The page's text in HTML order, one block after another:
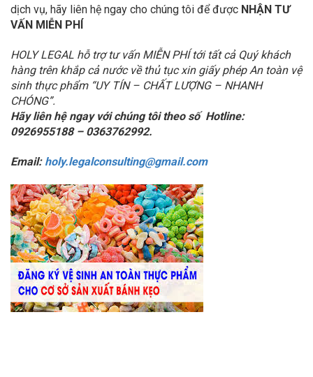
dịch vụ, hãy liên hệ ngay cho chúng tôi để được NHẬN TƯ
VẤN MIỄN PHÍ
HOLY LEGAL hỗ trợ tư vấn MIỄN PHÍ tới tất cả Quý khách
hàng trên khắp cả nước về thủ tục xin giấy phép An toàn vệ
sinh thực phẩm “UY TÍN – CHẤT LƯỢNG – NHANH
CHÓNG”.
Hãy liên hệ ngay với chúng tôi theo số Hotline:
0926955188– 0363762992.
Email: holy.legalconsulting@gmail.com